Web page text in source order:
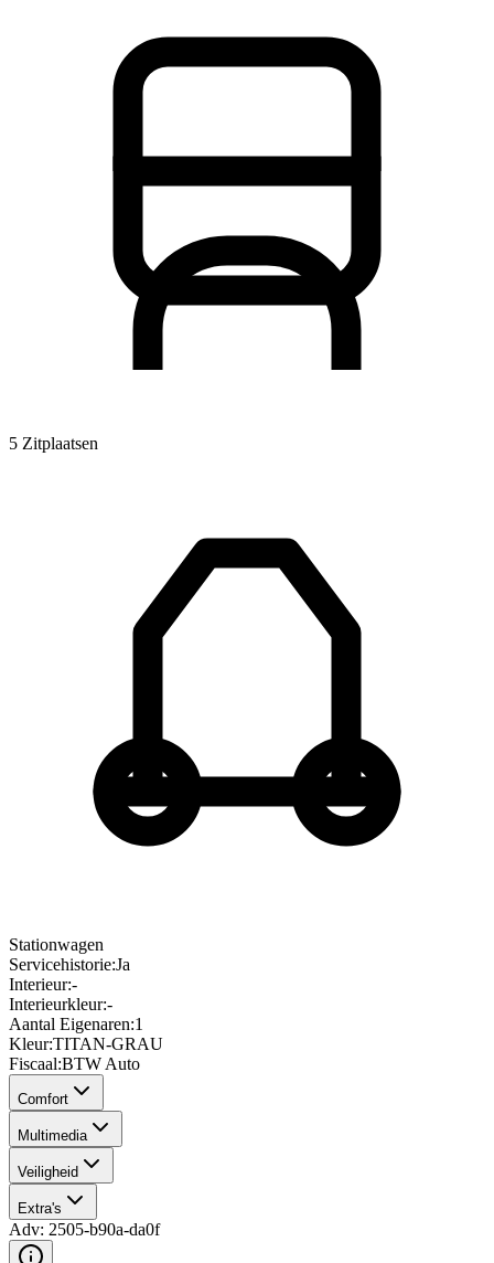
5 Zitplaatsen
Stationwagen
Servicehistorie:Ja
Interieur:-
Interieurkleur:-
Aantal Eigenaren:1
Kleur:TITAN-GRAU
Fiscaal:BTW Auto
Comfort
Multimedia
Veiligheid
Extra's
Adv: 2505-b90a-da0f